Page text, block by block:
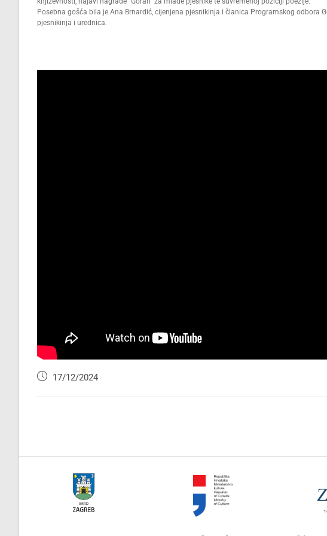
Posebna gošća bila je Ana Brnardić, cijenjena pjesnikinja i članica Programskog odbora
pjesnikinja i urednica.
17/12/2024